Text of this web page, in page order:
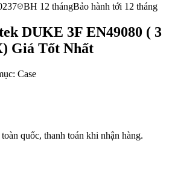
BH 12 thángBảo hành tới 12 tháng
DUKE 3F EN49080 ( 3
Giá Tốt Nhất
Case
quốc, thanh toán khi nhận hàng.